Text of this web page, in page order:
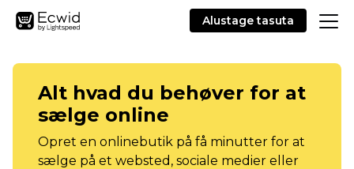
Alustage tasuta
Alt hvad du behøver for at
sælge online
Opret en onlinebutik på få minutter for at
sælge på et websted, sociale medier eller